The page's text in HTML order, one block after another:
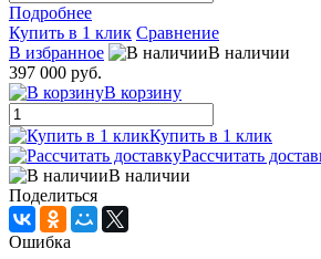
Подробнее
Купить в 1 клик Сравнение
В избранное
В наличии
397 000 руб.
В корзину
Купить в 1 клик
Рассчитать
В наличии
Поделиться
Ошибка